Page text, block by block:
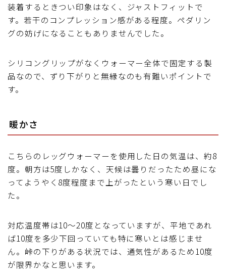
装着するときつい印象はなく、ジャストフィットで
す。若干のコンプレッション感がある程度。ペダリン
グの妨げになることもありませんでした。
シリコングリップがなくウォーマー全体で固定する製
品なので、ずり下がりと無縁なのも有難いポイントで
す。
暖かさ
こちらのレッグウォーマーを使用した日の気温は、約8
度。朝方は5度しかなく、天候は曇りだったため昼にな
ってようやく8度程度まで上がったという寒い日でし
た。
対応温度帯は10～20度となっていますが、平地であれ
ば10度を多少下回っていても特に寒いとは感じませ
ん。峠の下りがある状況では、通気性があるため10度
が限界かなと思います。